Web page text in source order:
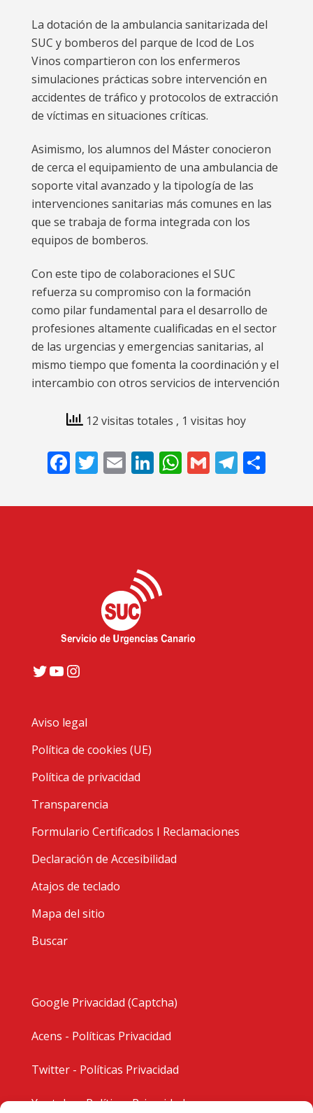
La dotación de la ambulancia sanitarizada del
SUC y bomberos del parque de Icod de Los
Vinos compartieron con los enfermeros
simulaciones prácticas sobre intervención en
accidentes de tráfico y protocolos de extracción
de víctimas en situaciones críticas.
Asimismo, los alumnos del Máster conocieron
de cerca el equipamiento de una ambulancia de
soporte vital avanzado y la tipología de las
intervenciones sanitarias más comunes en las
que se trabaja de forma integrada con los
equipos de bomberos.
Con este tipo de colaboraciones el SUC
refuerza su compromiso con la formación
como pilar fundamental para el desarrollo de
profesiones altamente cualificadas en el sector
de las urgencias y emergencias sanitarias, al
mismo tiempo que fomenta la coordinación y el
intercambio con otros servicios de intervención
12 visitas totales , 1 visitas hoy
Facebook
Twitter
EmailLinkedIn
WhatsApp
Gmail
Twitter
YouTube
Instagram
Aviso legal
Política de cookies (UE)
Política de privacidad
Transparencia
Formulario Certificados I Reclamaciones
Declaración de Accesibilidad
Atajos de teclado
Mapa del sitio
Buscar
Google Privacidad (Captcha)
Acens - Políticas Privacidad
Twitter - Políticas Privacidad
Youtube - Políticas Privacidad